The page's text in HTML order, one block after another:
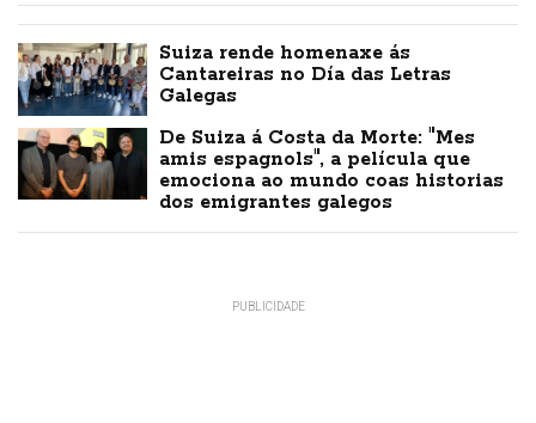
Suiza rende homenaxe ás
Cantareiras no Día das Letras
Galegas
De Suiza á Costa da Morte: "Mes
amis espagnols", a película que
emociona ao mundo coas historias
dos emigrantes galegos